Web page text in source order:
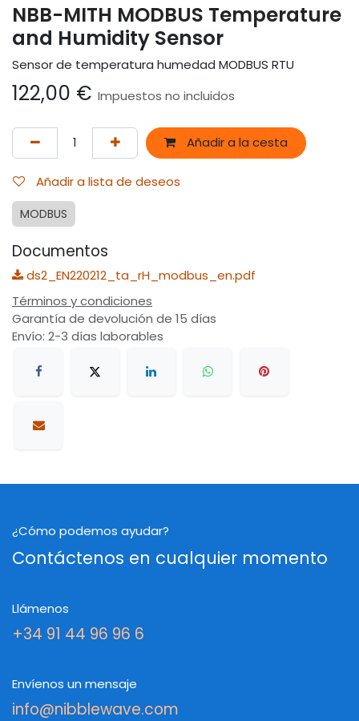
NBB-MITH MODBUS Temperature
and Humidity Sensor
Sensor de temperatura humedad MODBUS RTU
122,00 € Impuestos no incluidos
Añadir a la cesta
Añadir a lista de deseos
MODBUS
Documentos
ds2_EN220212_ta_rH_modbus_en.pdf
Términos y condiciones
Garantía de devolución de 15 días
Envío: 2-3 días laborables
¿Cómo podemos ayudar?
Contáctenos en cualquier momento
Llámenos
+34 91 44 96 96 6
Envíenos un mensaje
info@nibblewave.com